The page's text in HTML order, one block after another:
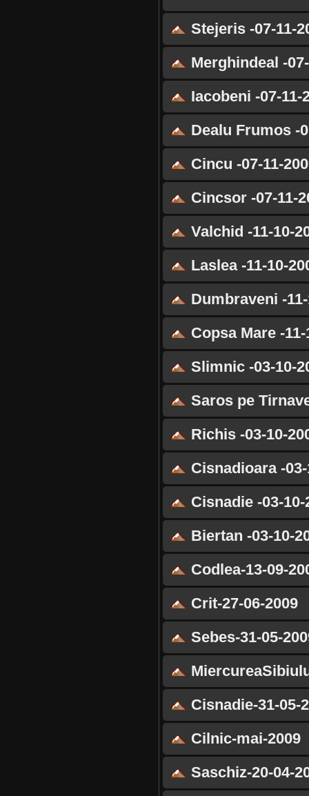
Stejeris -07-11-
Merghindeal -
Iacobeni -07-11-
Dealu Frumos -
Cincu -07-11-
Cincsor -07-11-
Valchid -11-10-
Laslea -11-10-
Dumbraveni -
Copsa Mare -11-
Slimnic -03-10-
Saros pe
Richis -03-10-
Cisnadioara -
Cisnadie -03-10-
Biertan -03-10-
Codlea-13-09-
Crit-27-06-2009
Sebes-31-05-
Cisnadie-31-05-
Cilnic-mai-2009
Saschiz-20-04-